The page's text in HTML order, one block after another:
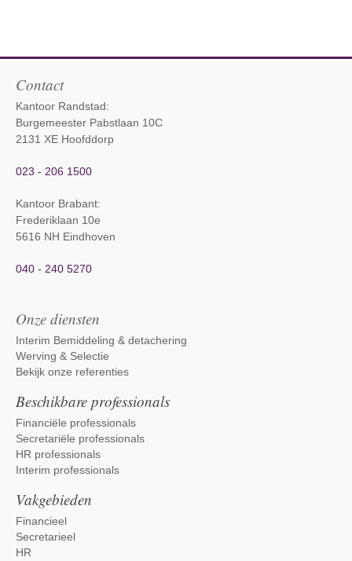
Contact
Kantoor Randstad:
Burgemeester Pabstlaan 10C
2131 XE Hoofddorp
023 - 206 1500
Kantoor Brabant:
Frederiklaan 10e
5616 NH Eindhoven
040 - 240 5270
Onze diensten
Interim Bemiddeling & detachering
Werving & Selectie
Bekijk onze referenties
Beschikbare professionals
Financiële professionals
Secretariële professionals
HR professionals
Interim professionals
Vakgebieden
Financieel
Secretarieel
HR